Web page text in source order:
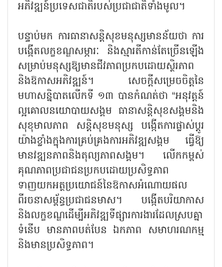
អភិវឌ្ឍន៍ប្រទេសជាតិរបស់ប្រជាជាតិទាំងមូល។
បន្ទាប់មក ការធានាសន្តិសុខមនុស្សមានន័យថា ការ
បង្កើតលក្ខខណ្ឌសម្ភារៈ និងស្មារតីកាន់តែច្រើនឡើង
សម្រាប់មនុស្សឱ្យមានជីវភាពប្រកបដោយស្ថិរភាព
និងឱកាសអភិវឌ្ឍន៍។ សេចក្តីសម្រេចចិត្តនៃ
មហាសន្និបាតលើកទី ១៣ បានកំណត់ថា “អនុវត្តន៍
ល្អគោលនយោបាយសង្គម ធានាសន្តិសុខសង្គមនិង
សុខុមាលភាព សន្តិសុខមនុស្ស បង្កើតការផ្លាស់ប្តូរ
យ៉ាងខ្លាំងក្នុងការគ្រប់គ្រងការអភិវឌ្ឍសង្គម ធ្វើឱ្យ
មានវឌ្ឍនភាពនិងតុល្យភាពសង្គម។ លើកកម្ពស់
គុណភាពប្រជាជនប្រកបដោយប្រសិទ្ធភាព
ទាញយកអត្ថប្រយោជន៍នៃឱកាសអំណោយផល
ពីរចនាសម្ព័ន្ធប្រជាជនមាស។ បង្កើតបរិយាកាស
និងលក្ខខណ្ឌដើម្បីអភិវឌ្ឍទីផ្សារការងារដែលស្របគ្នា
ទំនើប មានភាពបត់បែន ឯកភាព សមាហរណកម្ម
និងមានប្រសិទ្ធភាព។